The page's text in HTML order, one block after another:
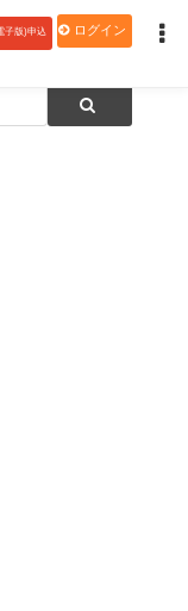
子版)申込 ログイン